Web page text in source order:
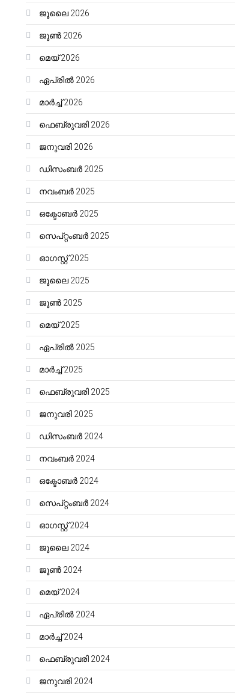
ജൂലൈ 2026
ജൂൺ 2026
മെയ്‌ 2026
ഏപ്രിൽ 2026
മാർച്ച്‌ 2026
ഫെബ്രുവരി 2026
ജനുവരി 2026
ഡിസംബർ 2025
നവംബർ 2025
ഒക്ടോബർ 2025
സെപ്റ്റംബർ 2025
ഓഗസ്റ്റ്‌ 2025
ജൂലൈ 2025
ജൂൺ 2025
മെയ്‌ 2025
ഏപ്രിൽ 2025
മാർച്ച്‌ 2025
ഫെബ്രുവരി 2025
ജനുവരി 2025
ഡിസംബർ 2024
നവംബർ 2024
ഒക്ടോബർ 2024
സെപ്റ്റംബർ 2024
ഓഗസ്റ്റ്‌ 2024
ജൂലൈ 2024
ജൂൺ 2024
മെയ്‌ 2024
ഏപ്രിൽ 2024
മാർച്ച്‌ 2024
ഫെബ്രുവരി 2024
ജനുവരി 2024